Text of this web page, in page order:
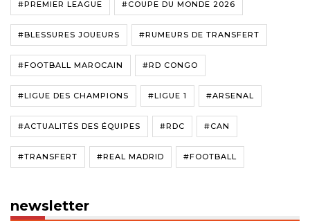
#PREMIER LEAGUE #COUPE DU MONDE 2026
#BLESSURES JOUEURS #RUMEURS DE TRANSFERT
#FOOTBALL MAROCAIN #RD CONGO
#LIGUE DES CHAMPIONS #LIGUE 1 #ARSENAL
#ACTUALITÉS DES ÉQUIPES #RDC #CAN
#TRANSFERT #REAL MADRID #FOOTBALL
newsletter